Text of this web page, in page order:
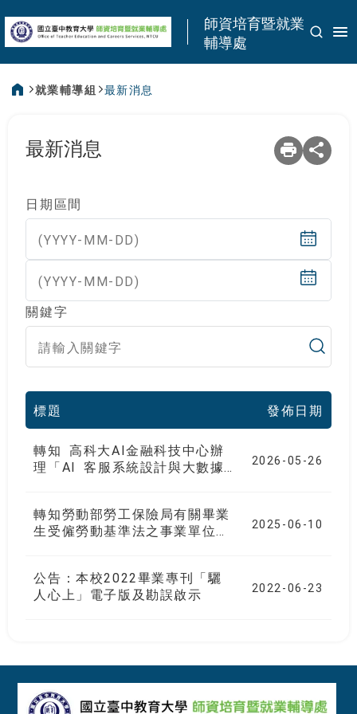
師資培育暨就業
輔導處
就業輔導組 最新消息
最新消息
日期區間
(YYYY-MM-DD)
(YYYY-MM-DD)
關鍵字
標題 發佈日期
轉知 高科大AI金融科技中心辦
理「AI 客服系統設計與大數據
2026-05-26
轉知勞動部勞工保險局有關畢業
生受僱勞動基準法之事業單位，
加個人自願提繳退休金，以強化
未來退休生活保障。
2025-06-10
公告：本校2022畢業專刊「驪
人心上」電子版及勘誤啟示
2022-06-23